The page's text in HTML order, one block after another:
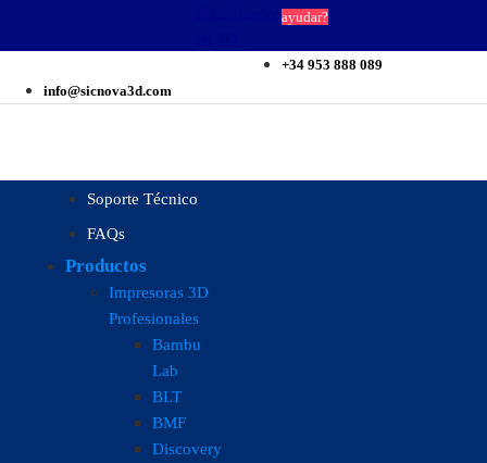
ayudar?
+34 953 888 089
info@sicnova3d.com
Soporte Técnico
FAQs
Productos
Impresoras 3D
Profesionales
Bambu
Lab
BLT
BMF
Discovery